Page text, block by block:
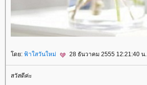
ดย: ฟ้าใสวันใหม่ 28 ธันวาคม 2555 12:21:40 น.
สวัสดีค่ะ